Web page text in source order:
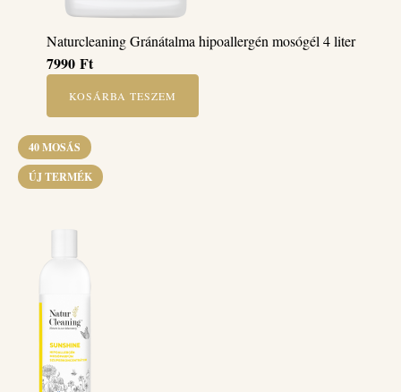
Naturcleaning Gránátalma hipoallergén mosógél 4 liter
7990 Ft
KOSÁRBA TESZEM
40 MOSÁS
ÚJ TERMÉK